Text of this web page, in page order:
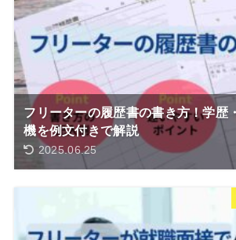
フリーターの履歴書の書き方！学歴
機を例文付きで解説
2025.06.25